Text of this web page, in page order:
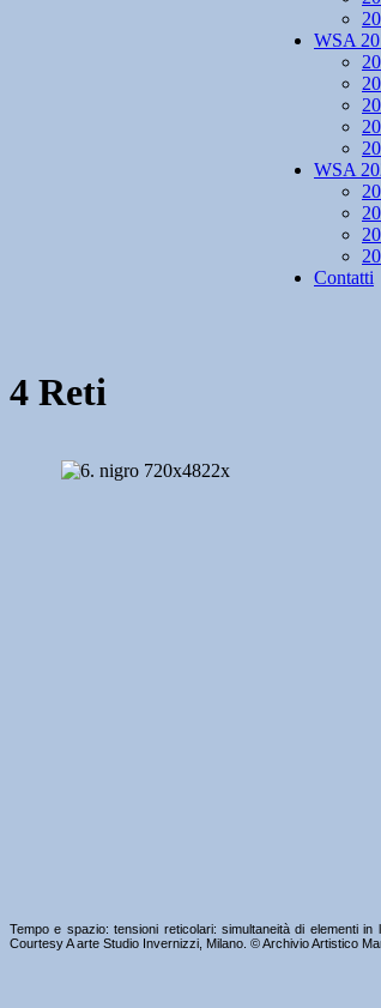
WSA
WSA
Contatti
4 Reti
Tempo e spazio: tensioni reticolari: simultaneità di elementi
Courtesy A arte Studio Invernizzi, Milano. © Archivio Artistico